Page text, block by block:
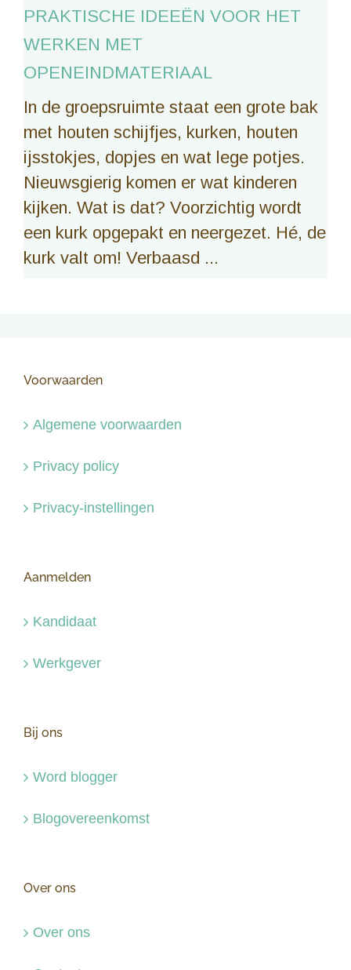
PRAKTISCHE IDEEËN VOOR HET
WERKEN MET
OPENEINDMATERIAAL
In de groepsruimte staat een grote bak
met houten schijfjes, kurken, houten
ijsstokjes, dopjes en wat lege potjes.
Nieuwsgierig komen er wat kinderen
kijken. Wat is dat? Voorzichtig wordt
een kurk opgepakt en neergezet. Hé, de
kurk valt om! Verbaasd ...
Voorwaarden
Algemene voorwaarden
Privacy policy
Privacy-instellingen
Aanmelden
Kandidaat
Werkgever
Bij ons
Word blogger
Blogovereenkomst
Over ons
Over ons